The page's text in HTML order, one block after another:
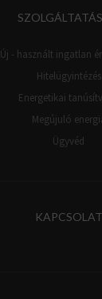
Új - használt ingatlan
Hitelügyintézés
Energetikai
Megújuló
Ügyvéd
KAPCSOLAT